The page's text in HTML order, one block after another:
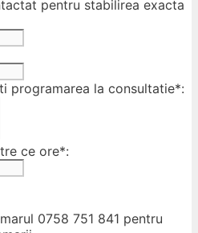
pentru stabilirea exacta
programarea la consultatie*:
ce ore*:
0758 751 841 pentru